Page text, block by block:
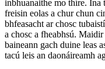
inbhuanaithe mo thíre. Ina
freisin eolas a chur chun
bhfeasacht ar chosc
a chosc a fheabhsú.
baineann gach duine leas
tacú leis an daonáireamh